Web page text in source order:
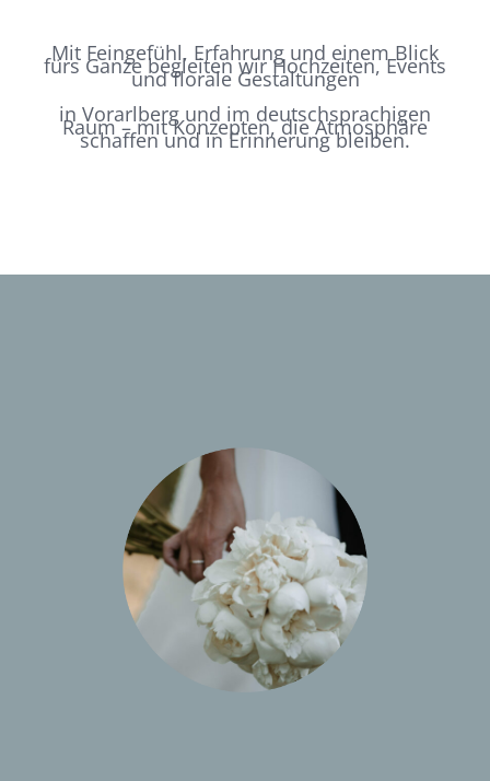
Mit Feingefühl, Erfahrung und einem Blick
fürs Ganze begleiten wir Hochzeiten, Events
und florale Gestaltungen
in Vorarlberg und im deutschsprachigen
Raum – mit Konzepten, die Atmosphäre
schaffen und in Erinnerung bleiben.